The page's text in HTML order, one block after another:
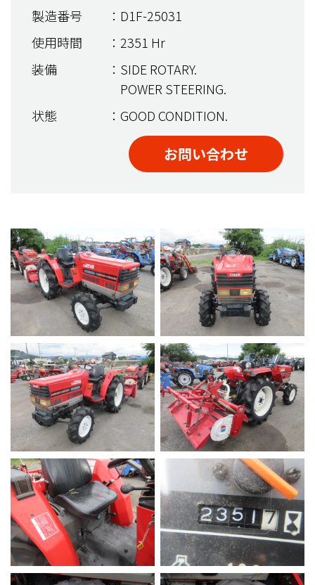
製造番号
：D1F-25031
使用時間
：2351 Hr
装備
：SIDE ROTARY.
POWER STEERING.
状態
：GOOD CONDITION.
お問い合わせ